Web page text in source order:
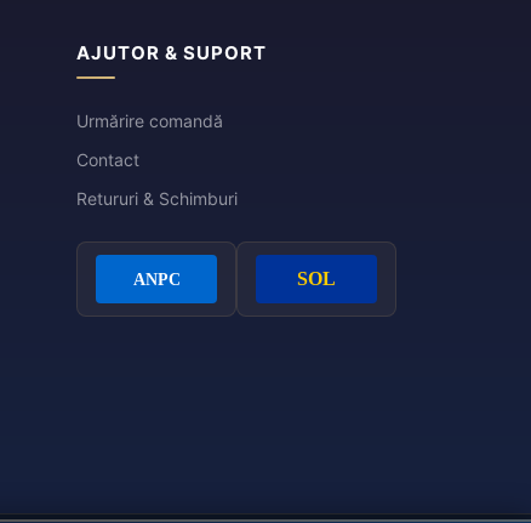
AJUTOR & SUPORT
Urmărire comandă
Contact
Retururi & Schimburi